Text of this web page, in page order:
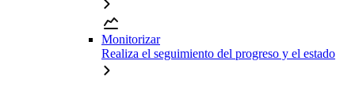
Monitorizar
Realiza el seguimiento del progreso y el estado